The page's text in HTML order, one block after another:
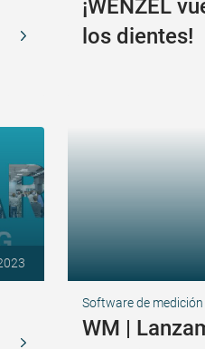
¡WENZEL
los dientes!
Software de medición
WM |